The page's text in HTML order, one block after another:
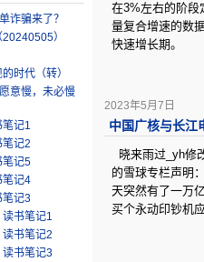
诈骗来了？
）
时代（转）
意慢，未必慢
笔记1
笔记2
笔记5
笔记4
笔记3
读书笔记1
读书笔记2
读书笔记3
在3%左右的阶段
量复合增速的数
快速增长期。
2023年5月7日
中国广核与长江
晓来雨过_yh修
的雪球专栏声明
天突然有了一万
买个永动印钞机